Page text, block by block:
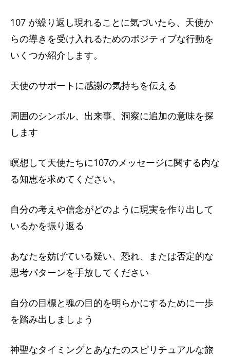
107 が繰り返し現れることに気づいたら、天使か
らの導きを受け入れるためのポジティブな行動を
いくつか紹介します。
天使のサポートに感謝の気持ちを伝える
周囲のシンボル、出来事、洞察に追加の意味を探
します
瞑想して天使たちに107のメッセージに関する内な
る知恵を求めてください。
自分の考えや信念がどのように現実を作り出して
いるかを振り返る
あなたを妨げている疑い、恐れ、または否定的な
思考パターンを手放してください
自分の目標と魂の目的を明らかにするために一歩
を踏み出しましょう
神聖なタイミングとあなたのスピリチュアルな旅